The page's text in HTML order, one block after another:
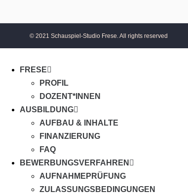
© 2021 Schauspiel-Studio Frese. All rights reserved
FRESE
PROFIL
DOZENT*INNEN
AUSBILDUNG
AUFBAU & INHALTE
FINANZIERUNG
FAQ
BEWERBUNGSVERFAHREN
AUFNAHMEPRÜFUNG
ZULASSUNGSBEDINGUNGEN